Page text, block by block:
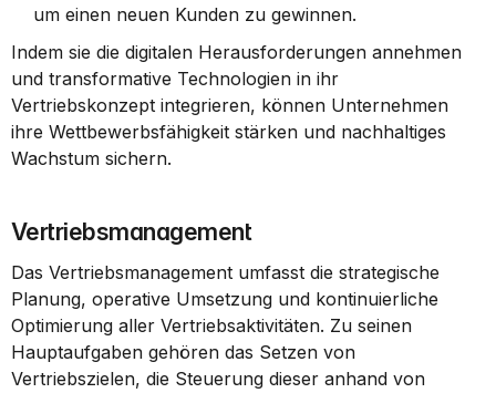
um einen neuen Kunden zu gewinnen.
Indem sie die digitalen Herausforderungen annehmen
und transformative Technologien in ihr
Vertriebskonzept integrieren, können Unternehmen
ihre Wettbewerbsfähigkeit stärken und nachhaltiges
Wachstum sichern.
Vertriebsmanagement
Das Vertriebsmanagement umfasst die strategische
Planung, operative Umsetzung und kontinuierliche
Optimierung aller Vertriebsaktivitäten. Zu seinen
Hauptaufgaben gehören das Setzen von
Vertriebszielen, die Steuerung dieser anhand von